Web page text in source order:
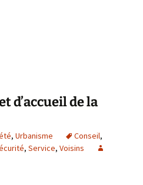
d’accueil de la
, Urbanisme Conseil,
, Service, Voisins